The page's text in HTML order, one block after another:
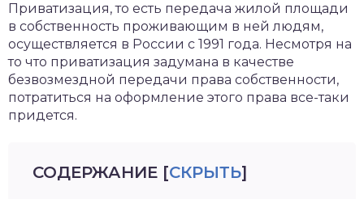
Приватизация, то есть передача жилой площади
в собственность проживающим в ней людям,
осуществляется в России с 1991 года. Несмотря на
то что приватизация задумана в качестве
безвозмездной передачи права собственности,
потратиться на оформление этого права все-таки
придется.
СОДЕРЖАНИЕ [СКРЫТЬ]